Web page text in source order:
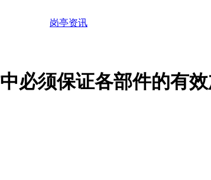
岗亭资讯
必须保证各部件的有效